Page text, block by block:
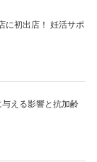
に初出店！ 妊活サポ
与える影響と抗加齢